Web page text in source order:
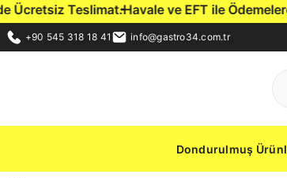
Teslimat.Havale ve EFT ile Ödemelerde
+90 545 318 18 41 info@gastro34.com.tr
Dondurulmuş